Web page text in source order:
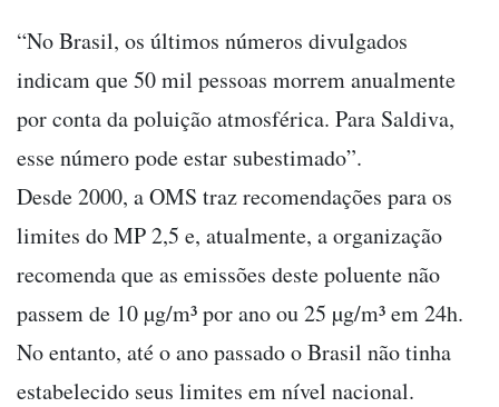
“No Brasil, os últimos números divulgados
indicam que 50 mil pessoas morrem anualmente
por conta da poluição atmosférica. Para Saldiva,
esse número pode estar subestimado”.
Desde 2000, a OMS traz recomendações para os
limites do MP 2,5 e, atualmente, a organização
recomenda que as emissões deste poluente não
passem de 10 µg/m³ por ano ou 25 µg/m³ em 24h.
No entanto, até o ano passado o Brasil não tinha
estabelecido seus limites em nível nacional.